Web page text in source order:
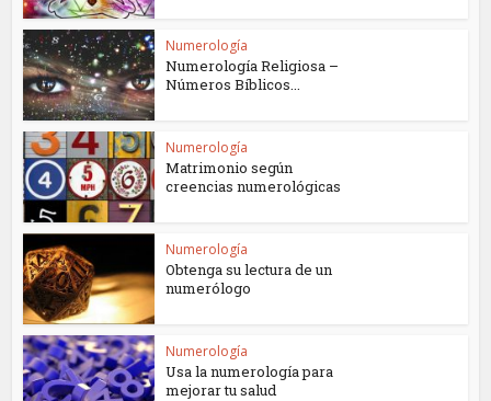
Numerología
Numerología Religiosa –
Números Bíblicos...
Numerología
Matrimonio según
creencias numerológicas
Numerología
Obtenga su lectura de un
numerólogo
Numerología
Usa la numerología para
mejorar tu salud